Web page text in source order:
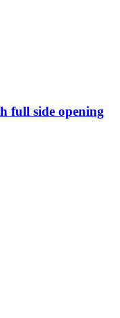
full side opening